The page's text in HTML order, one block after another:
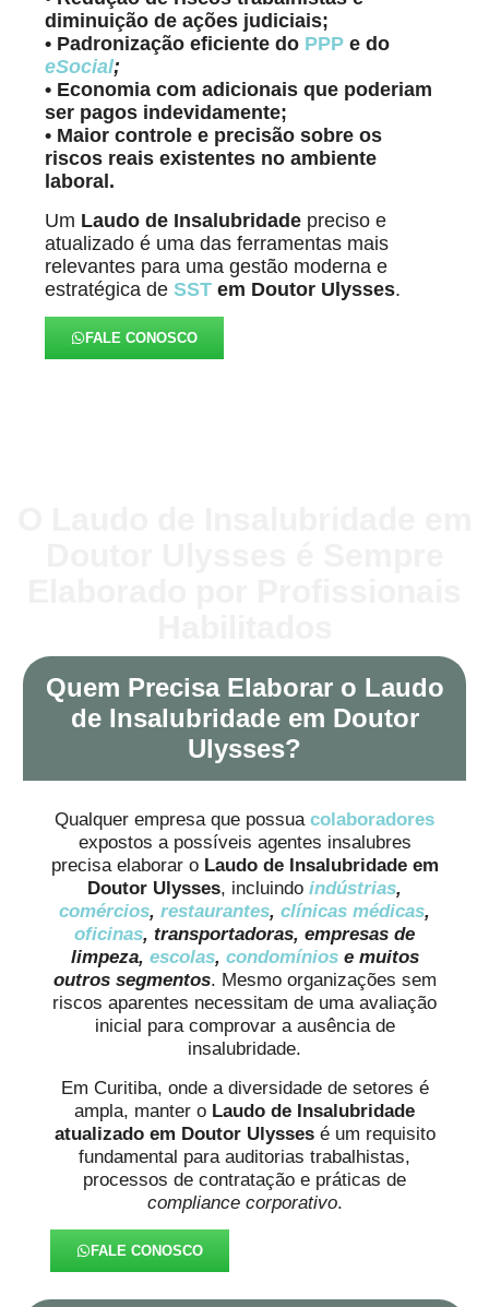
diminuição de ações judiciais;
• Padronização eficiente do PPP e do
eSocial;
• Economia com adicionais que poderiam
ser pagos indevidamente;
• Maior controle e precisão sobre os
riscos reais existentes no ambiente
laboral.
Um Laudo de Insalubridade preciso e
atualizado é uma das ferramentas mais
relevantes para uma gestão moderna e
estratégica deSST em Doutor Ulysses.
FALE CONOSCO
Quem Precisa Elaborar o Laudo
de Insalubridade em Doutor
Ulysses?
Qualquer empresa que possua colaboradores
expostos a possíveis agentes insalubres
precisa elaborar o Laudo de Insalubridade em
Doutor Ulysses, incluindo indústrias,
comércios, restaurantes, clínicas médicas,
oficinas, transportadoras, empresas de
limpeza, escolas, condomíniose muitos
outros segmentos. Mesmo organizações sem
riscos aparentes necessitam de uma avaliação
inicial para comprovar a ausência de
insalubridade.
Em Curitiba, onde a diversidade de setores é
ampla, manter o Laudo de Insalubridade
atualizado em Doutor Ulyssesé um requisito
fundamental para auditorias trabalhistas,
processos de contratação e práticas de
compliance corporativo.
FALE CONOSCO